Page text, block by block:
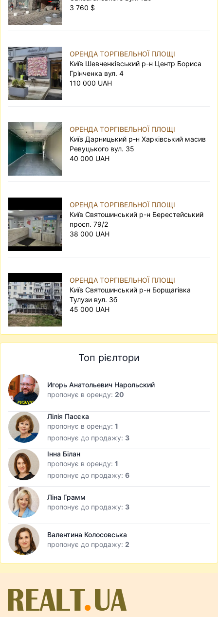
3 760 $
ОРЕНДА ТОРГІВЕЛЬНОЇ ПЛОЩІ
Київ Шевченківський р-н Центр Бориса
Грінченка вул. 4
110 000 UAH
ОРЕНДА ТОРГІВЕЛЬНОЇ ПЛОЩІ
Київ Дарницький р-н Харківський масив
Ревуцького вул. 35
40 000 UAH
ОРЕНДА ТОРГІВЕЛЬНОЇ ПЛОЩІ
Київ Святошинський р-н Берестейський
просп. 79/2
38 000 UAH
ОРЕНДА ТОРГІВЕЛЬНОЇ ПЛОЩІ
Київ Святошинський р-н Борщагівка
Тулузи вул. 3б
45 000 UAH
Топ рієлтори
Игорь Анатольевич Нарольский
пропонує в оренду: 20
Лілія Пасєка
пропонує в оренду: 1
пропонує до продажу: 3
Інна Білан
пропонує в оренду: 1
пропонує до продажу: 6
Ліна Грамм
пропонує до продажу: 3
Валентина Колосовська
пропонує до продажу: 2